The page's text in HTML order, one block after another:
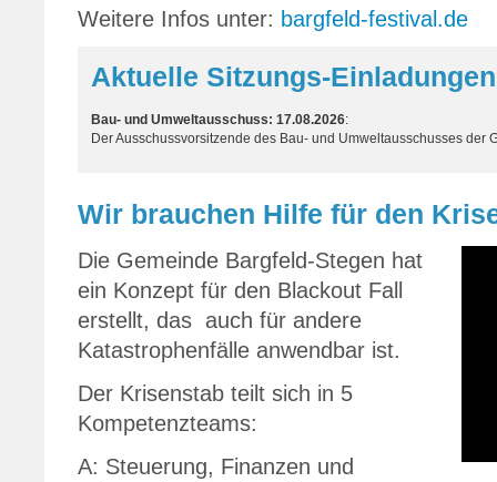
Weitere Infos unter: bargfeld-festival.de
Aktuelle Sitzungs-
Bau- und Umweltausschuss: 17.08.2026:
Der Ausschussvorsitzende des Bau- und Umweltausschusses der
Wir brauchen Hilfe für den
Die Gemeinde Bargfeld-Stegen hat
ein Konzept für den Blackout Fall
erstellt, das auch für andere
Katastrophenfälle anwendbar ist.
Der Krisenstab teilt sich in 5
Kompetenzteams:
A: Steuerung, Finanzen und